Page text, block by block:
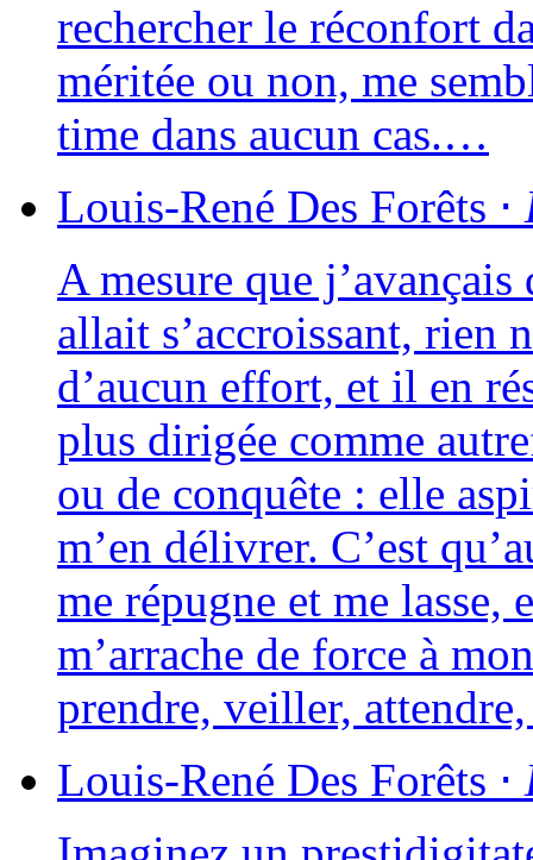
recher­cher le récon­fort
méri­tée ou non, me
time dans aucun cas.…
Louis-René Des Forêts ⋅
A mesure que
allait s’accroissant, rien
d’aucun effort, et il en
plus diri­gée comme
ou de conquête : elle
m’en déli­vrer. C’est
me répugne et me lasse,
m’arrache de force à
prendre, veiller,
Louis-René Des Forêts ⋅